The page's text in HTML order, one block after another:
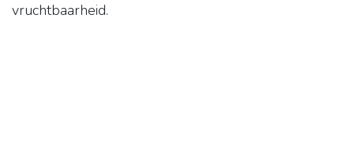
vruchtbaarheid.